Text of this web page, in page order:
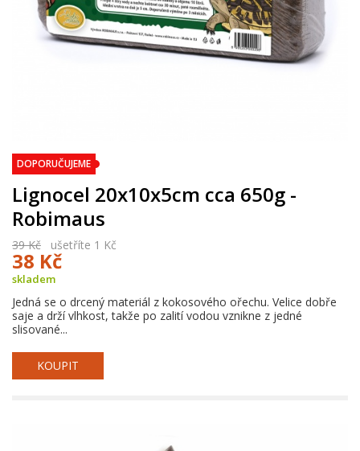
DOPORUČUJEME
Lignocel 20x10x5cm cca 650g -
Robimaus
39 Kč ušetříte 1 Kč
38 Kč
skladem
Jedná se o drcený materiál z kokosového ořechu. Velice dobře
saje a drží vlhkost, takže po zalití vodou vznikne z jedné
slisované...
KOUPIT